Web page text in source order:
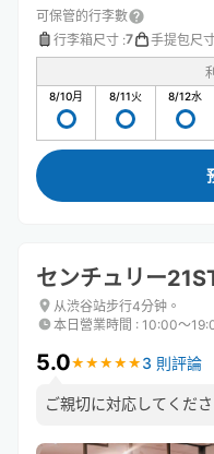
可保管的行李數
行李箱尺寸 :7 手提包尺
8/10月 8/11火 8/12水
センチュリー
从渋谷站步行4分钟。
本日營業時間 : 10:00〜
5.0★ ★ ★ ★ ★
★ ★ ★ ★ ★ 3 則評論
ご親切に対応してくだ